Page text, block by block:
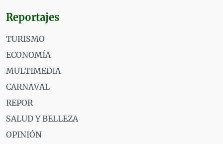
Reportajes
TURISMO
ECONOMÍA
MULTIMEDIA
CARNAVAL
REPOR
SALUD Y BELLEZA
OPINIÓN